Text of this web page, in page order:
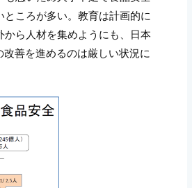
ころが多い。教育は計画的に
ら人材を集めようにも、日本
善を進めるのは厳しい状況に